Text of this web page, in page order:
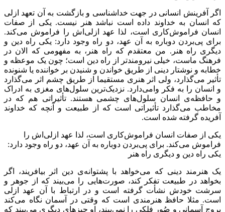
اگر آفرینش انسانی در جهت خداشناسی و بازگشت به آن تعهد ازلی
که انسان به خداوند داده است نباشد هنر نیست‌. یکی از صفات
انسان فراموش‌کاری است‌، لذا عهد ازلی‌اش را فراموش می‌کند.
برای پی‌بردن دوباره به آن عهد، دو راه وجود دارد: یکی راه دین و
دیگری راه هنر. من معتقدم که راه هنر، به مفهومی که الان در
فرهنگ ماست، خیلی نیرومندتر از راه دین است‌؛ چون یک موعظه و
خطابه و نوشتار دینی از طریق خواندن و شنیدن بر خواننده یا شنونده
تأثیر می‌گذارد، ولی اثر هنری مستقیما از طریق چشم اثر می‌گذارد
و انسان را به فکر وامی‌دارد. نزدیک‌ترین سلول‌های مغزی به ادراک
و حافظه‌ی انسان سلول‌های چشمی هستند. تأثیراتی هم که در
مخاطب می‌گذارد تأثیراتی است که از طبیعت و آنچه که خداوند
آفریده گرفته شده است‌.
یکی از صفات انسان فراموش‌کاری است‌، لذا عهد ازلی‌اش را
فراموش می‌کند. برای پی‌بردن دوباره به آن عهد، دو راه وجود دارد:
یکی راه دین و دیگری راه هنر
یک هنرمند دینی که می‌خواهد با پشتوانه‌ی دین اثر بیافریند، اگر
بخواهد در طبیعت تفکر کند، صورت‌هایی را می‌بیند که از جوهر و
سرشت خودش نشأت گرفته است و در ارتباط با آن عهد ازلی
است‌. مثلا حافظ هنرمندی است که وقتی در آسمان نگاه می‌کند
بروج آسمانی و صُور فلکی را نمی‌بیند، او چیزهای دیگری می‌بیند که